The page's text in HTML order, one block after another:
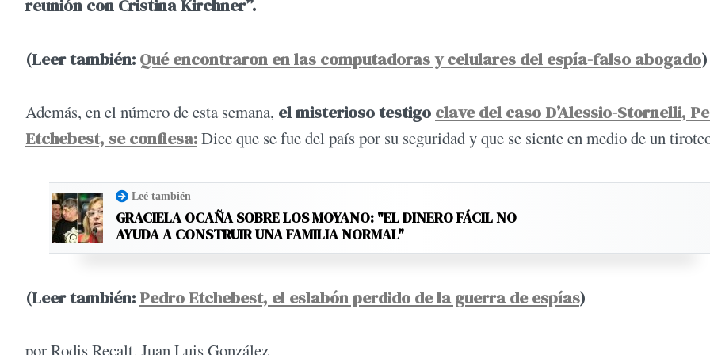
reunión con Cristina Kirchner”.
(Leer también: Qué encontraron en las computadoras y celulares del espía-falso abogado)
Además, en el número de esta semana, el misterioso testigo clave del caso D’Alessio-Stornelli,
Etchebest, se confiesa:Dice que se fue del país por su seguridad y que se siente en medio de un
Leé también
GRACIELA OCAÑA SOBRE LOS MOYANO: "EL DINERO FÁCIL NO
AYUDA A CONSTRUIR UNA FAMILIA NORMAL"
(Leer también: Pedro Etchebest, el eslabón perdido de la guerra de espías)